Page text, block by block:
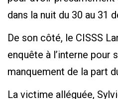
dans la nuit du 30 au 31
De son côté, le CISSS
enquête à l’interne pour
manquement de la part
La victime alléguée,